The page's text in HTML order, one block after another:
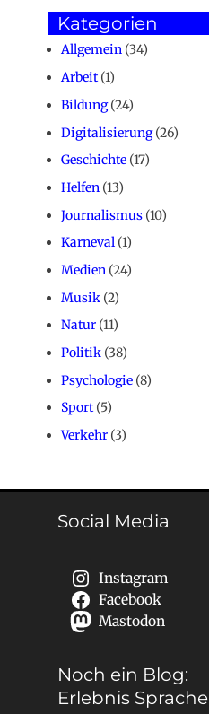
Kategorien
Allgemein (34)
Arbeit(1)
Bildung(24)
Digitalisierung(26)
Geschichte (17)
Helfen (13)
Journalismus (10)
Karneval (1)
Medien (24)
Musik (2)
Natur (11)
Politik (38)
Psychologie (8)
Sport(5)
Verkehr (3)
Social Media
Instagram
Facebook
Mastodon
Noch ein Blog:
Erlebnis Sprache